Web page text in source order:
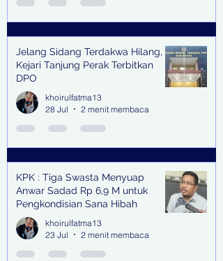
Jelang Sidang Terdakwa Hilang,
Kejari Tanjung Perak Terbitkan
DPO
khoirulfatma13
28 Jul
2 menit membaca
KPK : Tiga Swasta Menyuap
Anwar Sadad Rp 6,9 M untuk
Pengkondisian Sana Hibah
khoirulfatma13
23 Jul
2 menit membaca